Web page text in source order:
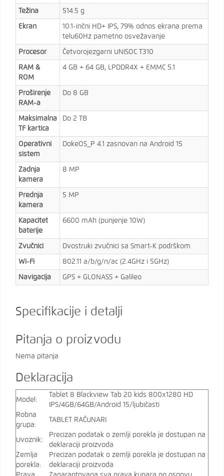
Težina 514.5 g
Ekran
10.1-inčni HD+ IPS, 79% odnos ekrana prema
telu60Hz pametno osvežavanje
Procesor Četvorojezgarni UNISOC T310
RAM &
ROM
4 GB + 64 GB, LPDDR4X + EMMC 5.1
Proširenje
RAM-a
Do 8 GB
Maksimalna
TF kartica
Do 2 TB
Operativni
sistem
DokeOS_P 4.1 zasnovan na Android 15
Zadnja
kamera
8 MP
Prednja
kamera
5 MP
Kapacitet
baterije
6600 mAh (punjenje 10W)
Zvučnici Dvostruki zvučnici sa Smart-K podrškom
Wi-Fi 802.11 a/b/g/n/ac (2.4GHz i 5GHz)
Navigacija GPS + GLONASS + Galileo
Specifikacije i detalji
Pitanja o proizvodu
Nema pitanja
Deklaracija
Model:
Tablet 8 Blackview Tab 20 kids 800x1280 HD
IPS/4GB/64GB/Android 15/ljubičasti
Robna
grupa:
TABLET RAČUNARI
Uvoznik:
Precizan podatak o zemlji porekla je dostupan na
deklaraciji proizvoda
Zemlja
porekla:
Precizan podatak o zemlji porekla je dostupan na
deklaraciji proizvoda